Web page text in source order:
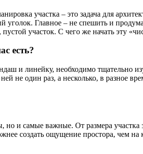
участка – это задача для
уголок. Главное – не спешить и
участок. С чего же начать эту
есть?
и линейку, необходимо тщательно
не один раз, а несколько, в разное
и самые важные. От размера участка
создать ощущение простора, чем